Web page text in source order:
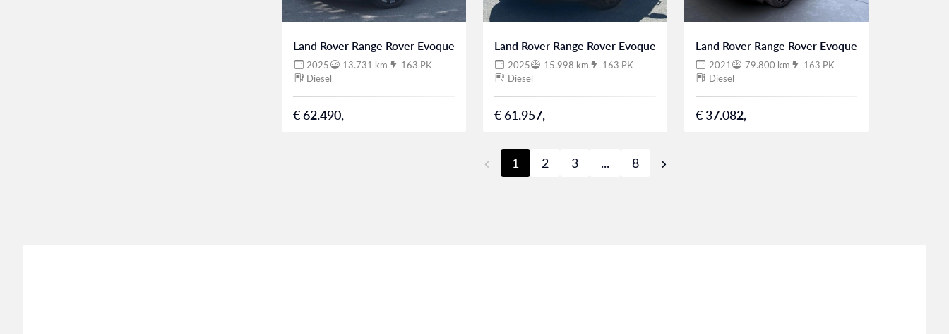
Land Rover Range Rover Evoque
2025 13.731 km
163 PK
Diesel
€ 62.490,-
Land Rover Range Rover Evoque
2025 15.998 km
163 PK
Diesel
€ 61.957,-
Land Rover Range Rover Evoque
2021 79.800 km
163 PK
Diesel
€ 37.082,-
1 2 3 ... 8